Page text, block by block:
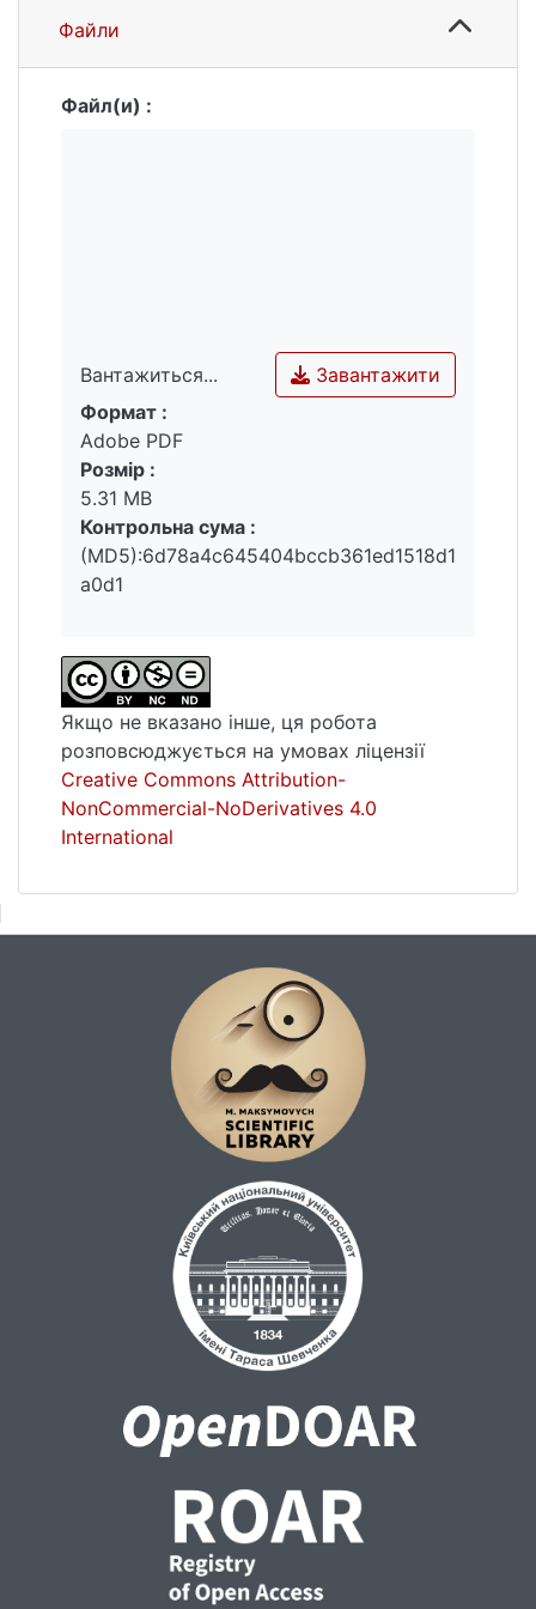
Шевченка спеціальності 035 Філологія
Файли
Файл(и) :
Вантажиться...
Вантажиться...
Завантажити
Формат :
Adobe PDF
Розмір :
5.31 MB
Контрольна сума :
(MD5):6d78a4c645404bccb361ed1518d1
a0d1
Якщо не вказано інше, ця робота
розповсюджується на умовах ліцензії
Creative Commons Attribution-
NonCommercial-NoDerivatives 4.0
International